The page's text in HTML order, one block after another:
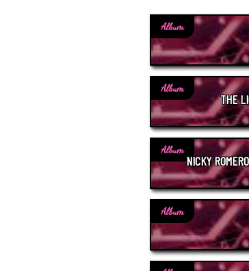
Album
Album
THE
Album
NICKY
Album